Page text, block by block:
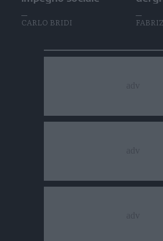
CARLO BRIDI